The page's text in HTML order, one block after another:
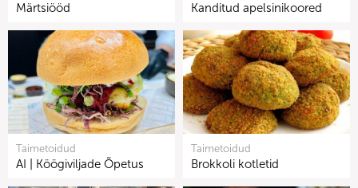
Märtsiööd Kanditud apelsinikoored
Taimetoidud
AI | Köögiviljade Õpetus
Taimetoidud
Brokkoli kotletid